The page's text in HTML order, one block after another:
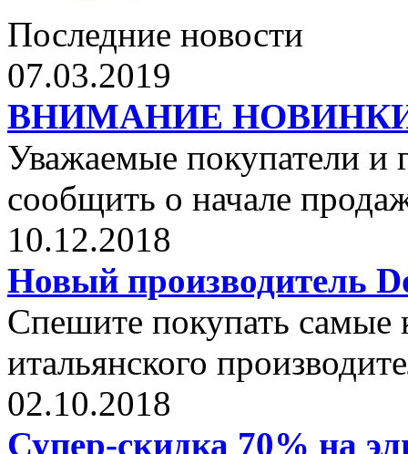
Последние новости
07.03.2019
ВНИМАНИЕ НОВИНКИ
Уважаемые покупатели
сообщить о начале
10.12.2018
Новый производитель
Спешите покупать самые
итальянского
02.10.2018
Супер-скидка 70% на